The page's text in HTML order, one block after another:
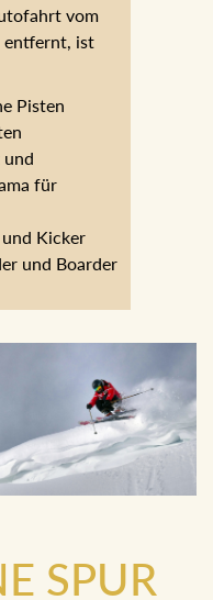
am
vom
ist
Pisten
für
und Kicker